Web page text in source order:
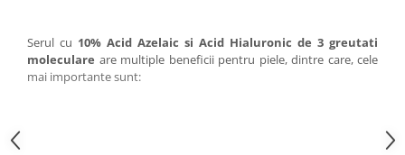
Serul cu 10% Acid Azelaic si Acid Hialuronic de 3 greutati
moleculare are multiple beneficii pentru piele, dintre care, cele
mai importante sunt: